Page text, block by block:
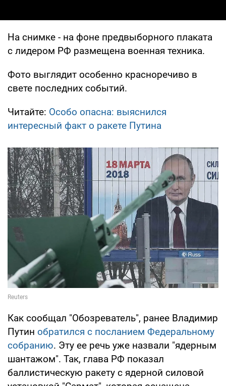
На снимке - на фоне предвыборного плаката
с лидером РФ размещена военная техника.
Фото выглядит особенно красноречиво в
свете последних событий.
Читайте: Особо опасна: выяснился
интересный факт о ракете Путина
Как сообщал "Обозреватель", ранее Владимир
Путин обратился с посланием Федеральному
собранию. Эту ее речь уже назвали "ядерным
шантажом". Так, глава РФ показал
баллистическую ракету с ядерной силовой